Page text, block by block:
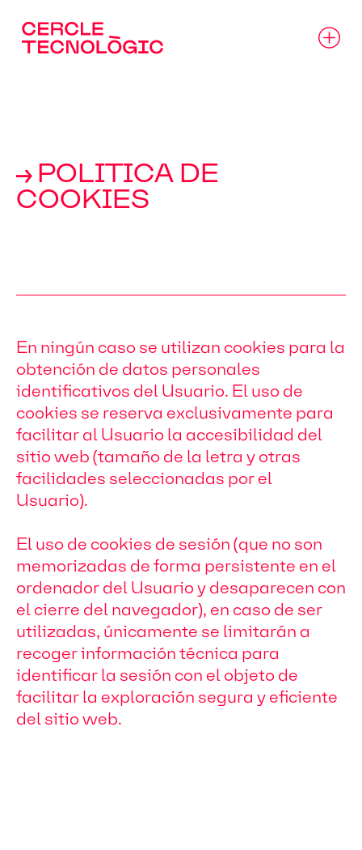
→ POLITICA DE
COOKIES
En ningún caso se utilizan cookies para la
obtención de datos personales
identificativos del Usuario. El uso de
cookies se reserva exclusivamente para
facilitar al Usuario la accesibilidad del
sitio web (tamaño de la letra y otras
facilidades seleccionadas por el
Usuario).
El uso de cookies de sesión (que no son
memorizadas de forma persistente en el
ordenador del Usuario y desaparecen con
el cierre del navegador), en caso de ser
utilizadas, únicamente se limitarán a
recoger información técnica para
identificar la sesión con el objeto de
facilitar la exploración segura y eficiente
del sitio web.